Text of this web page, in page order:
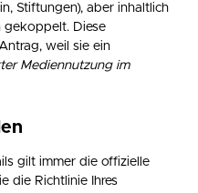
Stiftungen), aber inhaltlich
gekoppelt. Diese
weil sie ein
Mediennutzung im
gilt immer die offizielle
die Richtlinie Ihres